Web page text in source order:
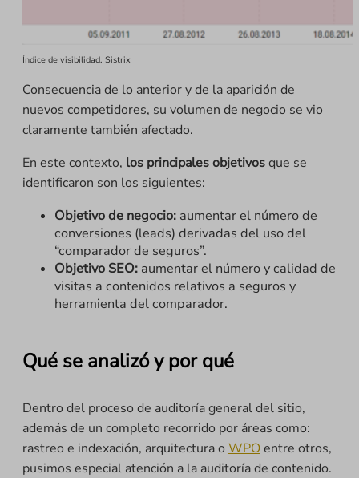
Índice de visibilidad. Sistrix
Consecuencia de lo anterior y de la aparición de
nuevos competidores, su volumen de negocio se vio
claramente también afectado.
En este contexto, los principales objetivosque se
identificaron son los siguientes:
Objetivo de negocio: aumentar el número de
conversiones (leads) derivadas del uso del
“comparador de seguros”.
Objetivo SEO: aumentar el número y calidad de
visitas a contenidos relativos a seguros y
herramienta del comparador.
Qué se analizó y por qué
Dentro del proceso de auditoría general del sitio,
además de un completo recorrido por áreas como:
rastreo e indexación, arquitectura o WPOentre otros,
pusimos especial atención a la auditoría de contenido.